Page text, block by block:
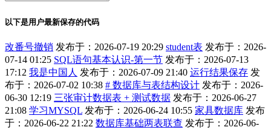
以下是用户最新保存的代码
改番号撤销 发布于：2026-07-19 20:29 student表 发布于：2026-
07-14 01:25 SQL语句基本认识-第一节 发布于：2026-07-13
17:12 我是中国人 发布于：2026-07-09 21:40 运行结果保存 发
布于：2026-07-02 10:38 # 数据库与表结构设计 发布于：2026-
06-30 12:19 三张审计数据表 + 测试数据 发布于：2026-06-27
21:08 学习MYSQL 发布于：2026-06-24 10:55 家具数据库 发布
于：2026-06-22 21:22 数据库基础两表联查 发布于：2026-06-